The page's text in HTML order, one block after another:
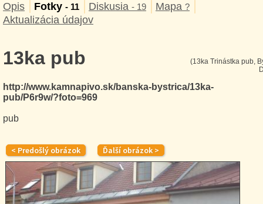
Opis Fotky - 11 Diskusia - 19 Mapa ?
Aktualizácia údajov
13ka pub
http://www.kamnapivo.sk/banska-bystrica/13ka-
pub/P6r9w/?foto=969
pub
(13ka Trinástka pub,